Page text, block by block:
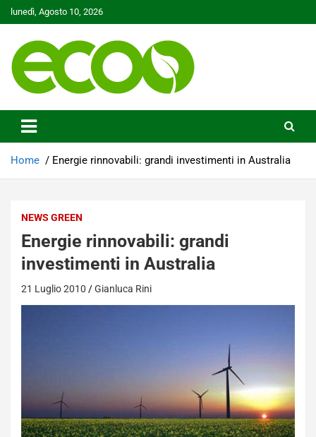
Skip
to
lunedì, Agosto 10, 2026
Ecoo.it
Home Energie rinnovabili: grandi investimenti in Australia
NEWS GREEN
Energie rinnovabili: grandi
investimenti in Australia
21 Luglio 2010 Gianluca Rini